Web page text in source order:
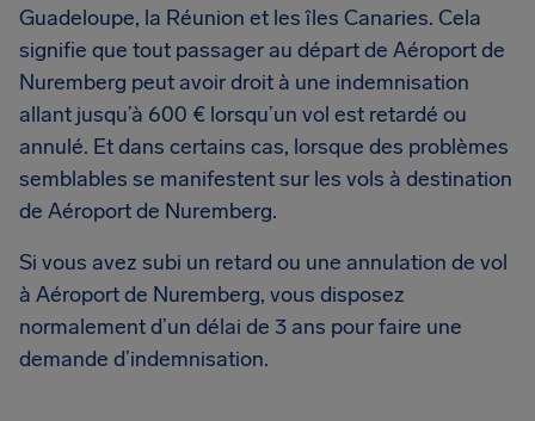
Guadeloupe, la Réunion et les îles Canaries. Cela
signifie que tout passager au départ de Aéroport de
Nuremberg peut avoir droit à une indemnisation
allant jusqu’à 600 € lorsqu’un vol est retardé ou
annulé. Et dans certains cas, lorsque des problèmes
semblables se manifestent sur les vols à destination
de Aéroport de Nuremberg.
Si vous avez subi un retard ou une annulation de vol
à Aéroport de Nuremberg, vous disposez
normalement d’un délai de 3 ans pour faire une
demande d’indemnisation.